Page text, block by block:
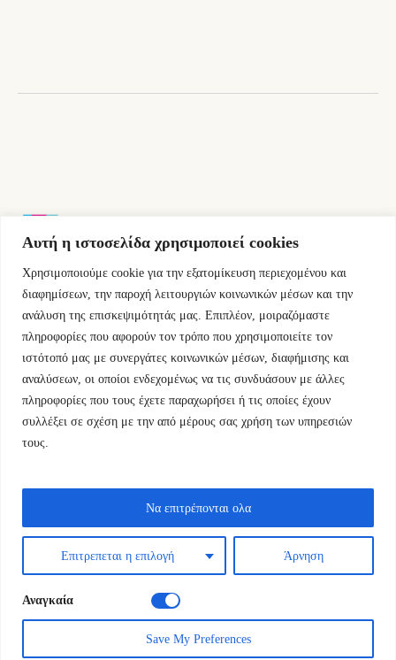
Αυτή η ιστοσελίδα χρησιμοποιεί cookies
Χρησιμοποιούμε cookie για την εξατομίκευση περιεχομένου και
διαφημίσεων, την παροχή λειτουργιών κοινωνικών μέσων και την
ανάλυση της επισκεψιμότητάς μας. Επιπλέον, μοιραζόμαστε
πληροφορίες που αφορούν τον τρόπο που χρησιμοποιείτε τον
ιστότοπό μας με συνεργάτες κοινωνικών μέσων, διαφήμισης και
αναλύσεων, οι οποίοι ενδεχομένως να τις συνδυάσουν με άλλες
πληροφορίες που τους έχετε παραχωρήσει ή τις οποίες έχουν
συλλέξει σε σχέση με την από μέρους σας χρήση των υπηρεσιών
τους.
Επιτρεπεται η επιλογή Άρνηση
Να επιτρέπονται ολα
Αναγκαία
Save My Preferences
Εμμ.Μπενάκη 76 10681 Αθήνα Ελλάδα.
+30.2110084023
info@kyfantabooks.gr
Βρείτε μας
Εκδόσεις Κύφαντα © 2024 / All Rights Reserved